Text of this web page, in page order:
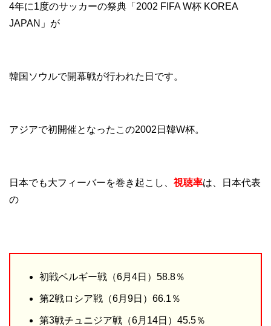
4年に1度のサッカーの祭典「2002 FIFA W杯 KOREA
JAPAN」が
韓国ソウルで開幕戦が行われた日です。
アジアで初開催となったこの2002日韓W杯。
日本でも大フィーバーを巻き起こし、 視聴率は、日本代表
の
初戦ベルギー戦（6月4日）58.8％
第2戦ロシア戦（6月9日）66.1％
第3戦チュニジア戦（6月14日）45.5％